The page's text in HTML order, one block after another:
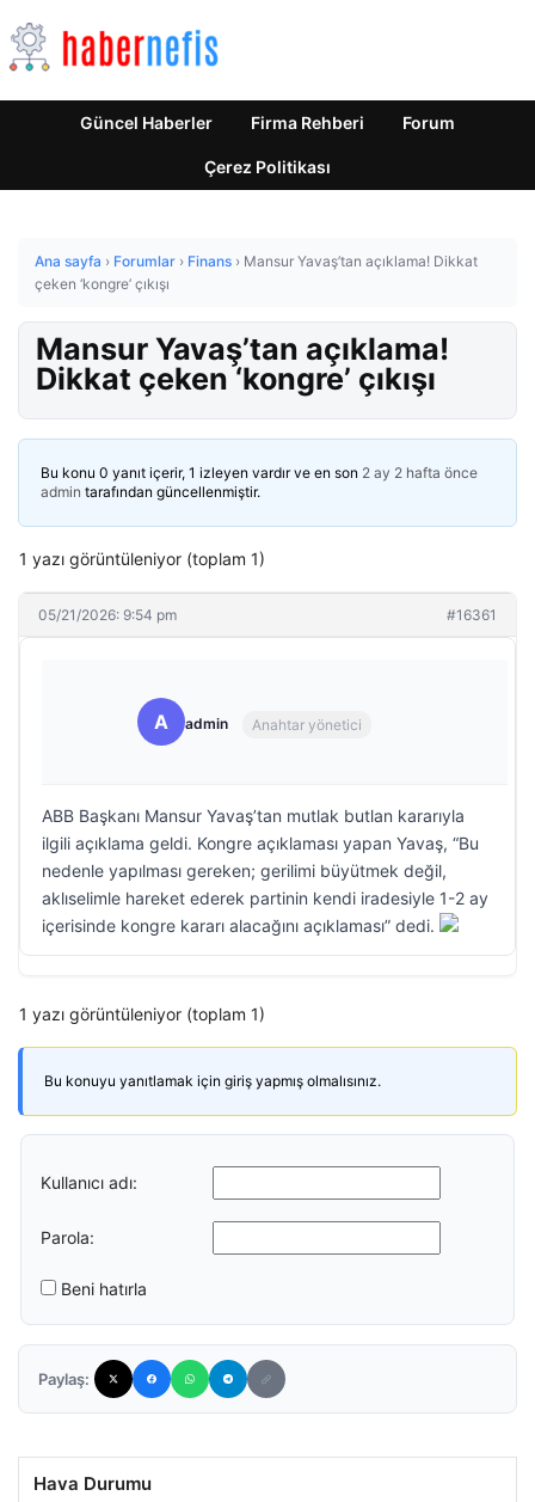
Güncel Haberler Firma Rehberi Forum
Çerez Politikası
Ana sayfa › Forumlar › Finans › Mansur Yavaş’tan açıklama! Dikkat
çeken ‘kongre’ çıkışı
Mansur Yavaş’tan açıklama!
Dikkat çeken ‘kongre’ çıkışı
Bu konu 0 yanıt içerir, 1 izleyen vardır ve en son 2 ay 2 hafta önce
admin tarafından güncellenmiştir.
1 yazı görüntüleniyor (toplam 1)
05/21/2026: 9:54 pm #16361
A admin Anahtar yönetici
ABB Başkanı Mansur Yavaş’tan mutlak butlan kararıyla
ilgili açıklama geldi. Kongre açıklaması yapan Yavaş, “Bu
nedenle yapılması gereken; gerilimi büyütmek değil,
aklıselimle hareket ederek partinin kendi iradesiyle 1-2 ay
içerisinde kongre kararı alacağını açıklaması” dedi.
1 yazı görüntüleniyor (toplam 1)
Bu konuyu yanıtlamak için giriş yapmış olmalısınız.
Kullanıcı adı:
Parola:
Beni hatırla
Paylaş:
Hava Durumu